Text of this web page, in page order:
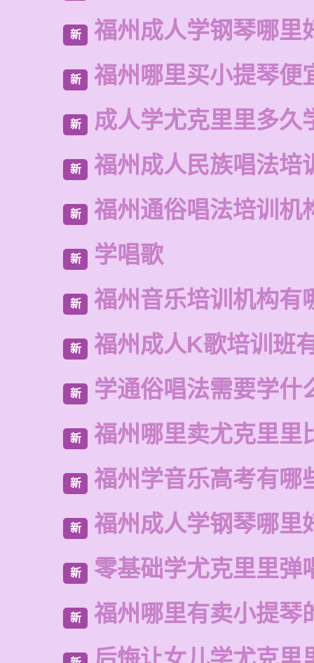
新 福州成人学钢琴哪里
新 福州哪里买小提琴便
新 成人学尤克里里多久
新 福州成人民族唱法培
新 福州通俗唱法培训机
新 学唱歌
新 福州音乐培训机构有
新 福州成人K歌培训班
新 学通俗唱法需要学什
新 福州哪里卖尤克里里
新 福州学音乐高考有哪
新 福州成人学钢琴哪里
新 零基础学尤克里里弹
新 福州哪里有卖小提琴